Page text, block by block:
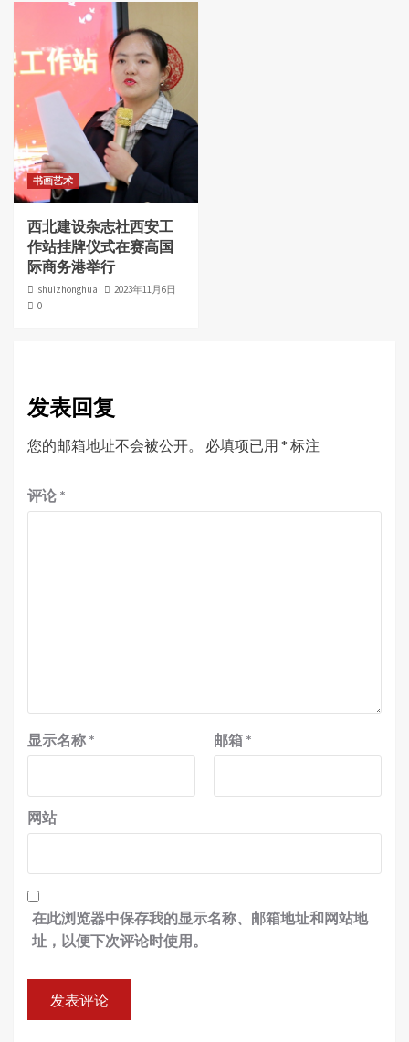
书画艺术
西北建设杂志社西安工
作站挂牌仪式在赛高国
际商务港举行
shuizhonghua
2023年11月6日
0
发表回复
您的邮箱地址不会被公开。 必填项已用 * 标注
评论 *
显示名称 * 邮箱 *
网站
在此浏览器中保存我的显示名称、邮箱地址和网站地
址，以便下次评论时使用。